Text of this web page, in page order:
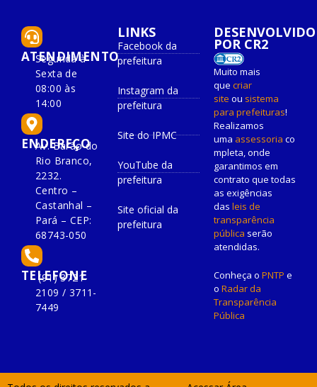
ATENDIMENTO
Segunda à
Sexta de
08:00 às
14:00
ENDEREÇO
Av. Barão do
Rio Branco,
2232.
Centro –
Castanhal –
Pará – CEP:
68743-050
TELEFONE
(91) 3721-
2109 / 3711-
7449
LINKS
Facebook da
prefeitura
Instagram da
prefeitura
Site do IPMC
YouTube da
prefeitura
Site oficial da
prefeitura
DESENVOLVIDO
POR CR2
Muito mais
que criar
site ou sistema
para prefeituras!
Realizamos
uma assessoria co
mpleta, onde
garantimos em
contrato que todas
as exigências
das leis de
transparência
pública serão
atendidas.
Conheça o PNTP e
o Radar da
Transparência
Pública